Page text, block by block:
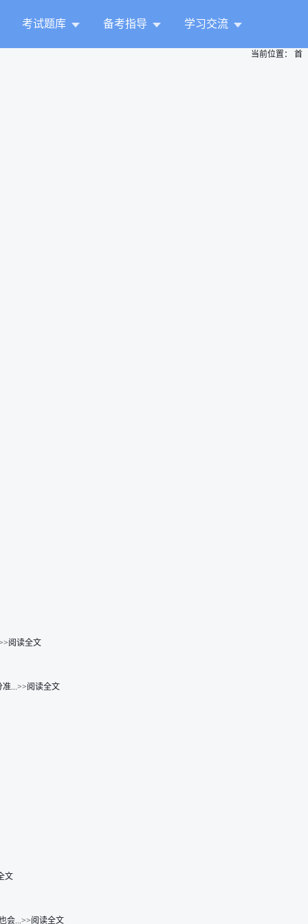
考试题库 备考指导 学习交流
当前位置： 首
阅读全文
...>>阅读全文
文
会...>>阅读全文